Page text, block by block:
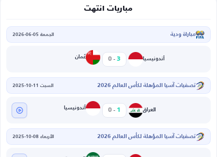
مباريات انتهت
مباراة ودية الجمعة 05-06-2026
أندونيسيا 3
-
0 عُمان
تصفيات آسيا المؤهلة لكأس العالم 2026 السبت 11-10-2025
العراق 1
-
0 أندونيسيا
تصفيات آسيا المؤهلة لكأس العالم 2026 الأربعاء 08-10-2025